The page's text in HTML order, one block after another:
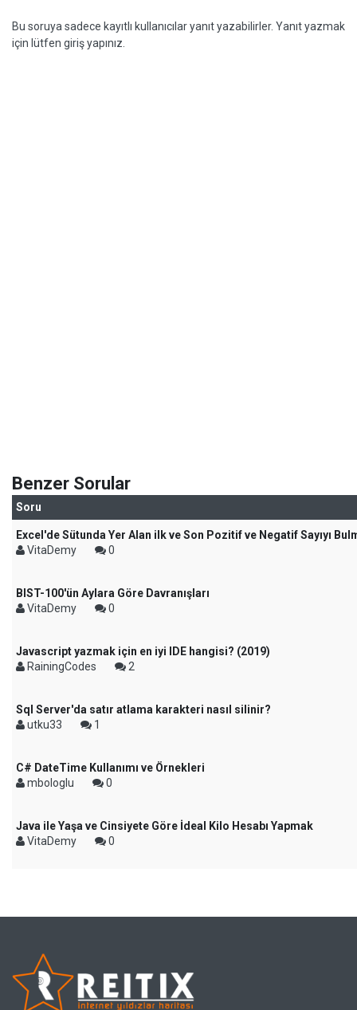
Bu soruya sadece kayıtlı kullanıcılar yanıt yazabilirler. Yanıt yazmak
için lütfen giriş yapınız.
Benzer Sorular
Soru
Excel'de Sütunda Yer Alan ilk ve Son Pozitif ve Negatif Sayıyı
VitaDemy
0
BIST-100'ün Aylara Göre Davranışları
VitaDemy
0
Javascript yazmak için en iyi IDE hangisi? (2019)
RainingCodes
2
Sql Server'da satır atlama karakteri nasıl silinir?
utku33
1
C# DateTime Kullanımı ve Örnekleri
mbologlu
0
Java ile Yaşa ve Cinsiyete Göre İdeal Kilo Hesabı Yapmak
VitaDemy
0